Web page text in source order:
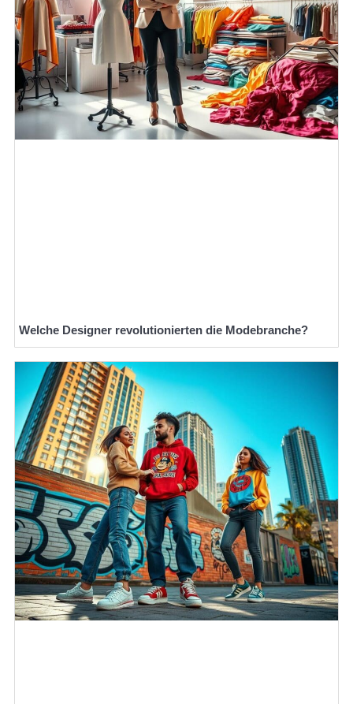
Welche Designer revolutionierten die Modebranche?